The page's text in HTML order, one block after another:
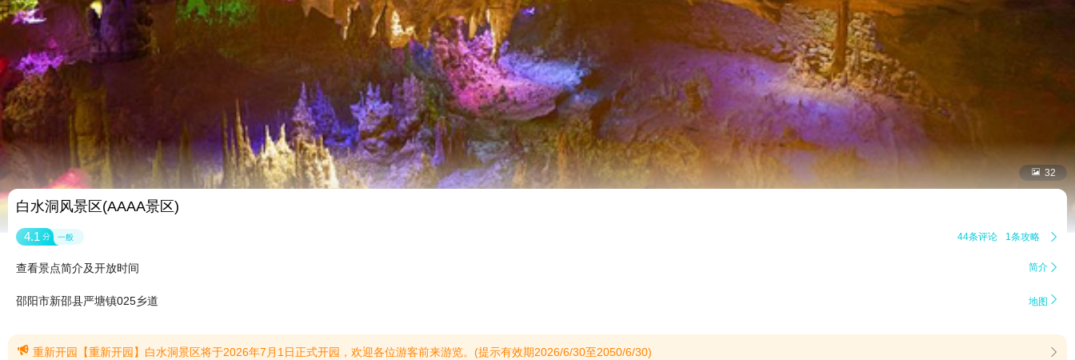
 32
白水洞风景区(AAAA景区)
4.1 分 一般 44条评论 1条攻略 
查看景点简介及开放时间 简介 
邵阳市新邵县严塘镇025乡道 地图 
 重新开园【重新开园】白水洞景区将于2026年7月1日正式开园，欢迎各位游客前来游览。(提示有效期2026/6/30至2050/6/30) 